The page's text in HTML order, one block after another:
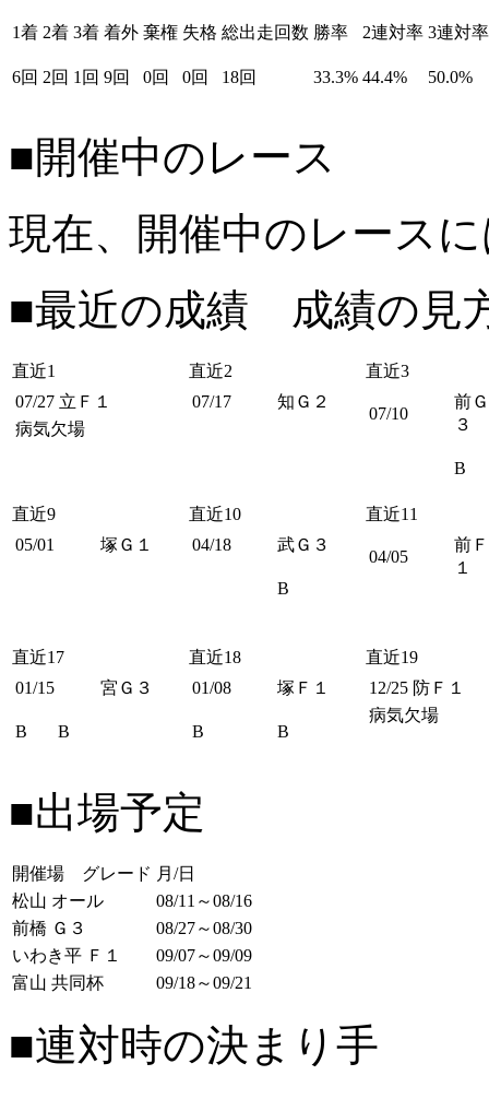
1着 2着 3着 着外 棄権 失格 総出走回数 勝率 2連対率 3連対率
6回 2回 1回 9回 0回 0回 18回 33.3% 44.4% 50.0%
■開催中のレース
現在、開催中のレース
■最近の成績 成績の見
直近1 直近2
直近3
07/27 立Ｆ１
病気欠場
07/17 知Ｇ２
07/10
前Ｇ
３
B
直近9 直近10
直近11
05/01
塚Ｇ１ 04/18 武Ｇ３
B
04/05
前Ｆ
１
直近17 直近18
直近19
01/15
宮Ｇ３
B B
01/08 塚Ｆ１
B B
12/25 防Ｆ１
病気欠場
■出場予定
開催場 グレード 月/日
松山 オール
08/11～08/16
前橋 Ｇ３
08/27～08/30
いわき平 Ｆ１
09/07～09/09
富山 共同杯
09/18～09/21
■連対時の決まり手